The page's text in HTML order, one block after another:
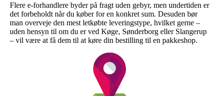
Flere e-forhandlere byder på fragt uden gebyr, men undertiden er
det forbeholdt når du køber for en konkret sum. Desuden bør
man overveje den mest letkøbte leveringstype, hvilket gerne –
uden hensyn til om du er ved Køge, Sønderborg eller Slangerup
– vil være at få dem til at køre din bestilling til en pakkeshop.